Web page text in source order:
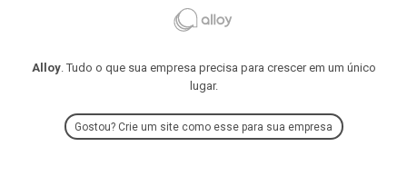
Alloy. Tudo o que sua empresa precisa para crescer em um único
lugar.
Gostou? Crie um site como esse para sua empresa